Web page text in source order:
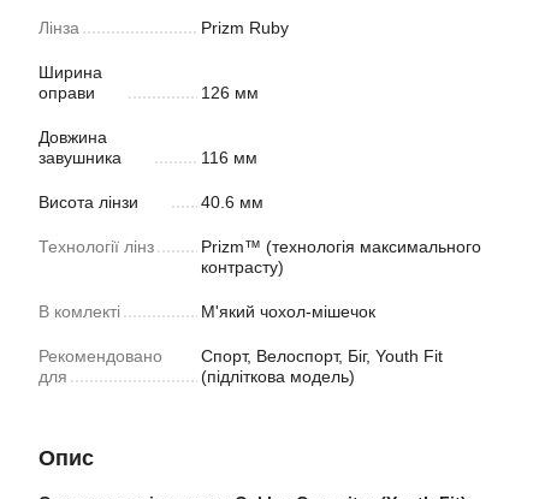
Лінза Prizm Ruby
Ширина
оправи
126 мм
Довжина
завушника
116 мм
Висота лінзи 40.6 мм
Технології лінз
Prizm™ (технологія максимального
контрасту)
В комлекті М'який чохол-мішечок
Рекомендовано
для
Спорт, Велоспорт, Біг, Youth Fit
(підліткова модель)
Опис